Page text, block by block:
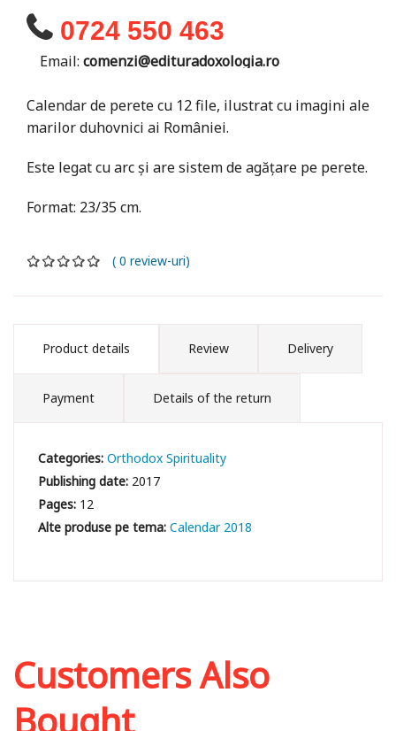
0724 550 463
Email: comenzi@edituradoxologia.ro
Calendar de perete cu 12 file, ilustrat cu imagini ale
marilor duhovnici ai României.
Este legat cu arc și are sistem de agățare pe perete.
Format: 23/35 cm.
( 0 review-uri)
Product details Review Delivery
Payment Details of the return
Categories:Orthodox Spirituality
Publishing date: 2017
Pages: 12
Calendar 2018
Customers Also
Bought